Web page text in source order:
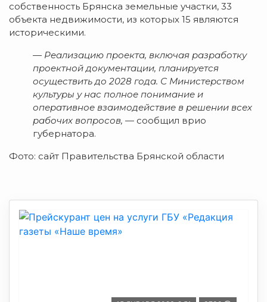
собственность Брянска земельные участки, 33
объекта недвижимости, из которых 15 являются
историческими.
— Реализацию проекта, включая разработку
проектной документации, планируется
осуществить до 2028 года. С Министерством
культуры у нас полное понимание и
оперативное взаимодействие в решении всех
рабочих вопросов, — сообщил врио
губернатора.
Фото: сайт Правительства Брянской области